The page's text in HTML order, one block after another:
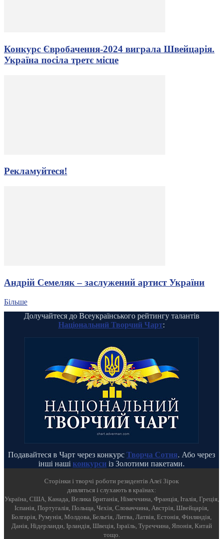
Конкурс Євробачення-2024 виграла Швейцарія.
Україна посіла третє місце
Рекламуйтеся!
Андрій Семеляк – заслужений артист України
Більше
Долучайтеся до Всеукраїнського рейтингу талантів
Національний Творчий Чарт:
Подавайтеся в Чарт через конкурс Творча Сотня. Або через
інші наші конкурси із Золотими пакетами.
Cторінки і творчі роботи резидентів Алеї Зірок
дивляться і слухають в країнах:
Україна, США, Канада, Велика Британія, Німеччина, Франція, Італія, Греція,
Іспанія, Португалія, Польща, Чехія, Словаччина, Австрія, Швейцарія,
Болгарія, Румунія, Молдова, Бельгія, Литва, Латвія, Естонія, Фінляндія,
Данія, Нідерланди, Ірландія, Швеція, Ізраїль, Туреччина, Японія, Китай
тощо.